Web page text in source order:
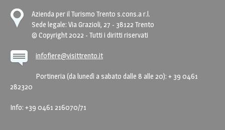
Azienda per il Turismo Trento s.cons.a r.l.
Sede legale: Via Grazioli, 27 - 38122 Trento
© Copyright 2022 - Tutti i diritti riservati
infofiere@visittrento.it
Portineria (da lunedì a sabato dalle 8 alle 20): + 39 0461
282320
Info: +39 0461 216070/71